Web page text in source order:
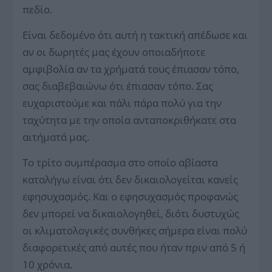
πεδίο.
Είναι δεδομένο ότι αυτή η τακτική απέδωσε και
αν οι δωρητές μας έχουν οποιαδήποτε
αμφιβολία αν τα χρήματά τους έπιασαν τόπο,
σας διαβεβαιώνω ότι έπιασαν τόπο. Σας
ευχαριστούμε και πάλι πάρα πολύ για την
ταχύτητα με την οποία ανταποκριθήκατε στα
αιτήματά μας.
Το τρίτο συμπέρασμα στο οποίο αβίαστα
καταλήγω είναι ότι δεν δικαιολογείται κανείς
εφησυχασμός. Και ο εφησυχασμός προφανώς
δεν μπορεί να δικαιολογηθεί, διότι δυστυχώς
οι κλιματολογικές συνθήκες σήμερα είναι πολύ
διαφορετικές από αυτές που ήταν πριν από 5 ή
10 χρόνια.